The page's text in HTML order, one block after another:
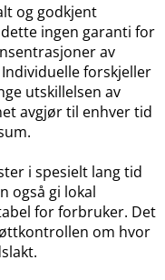
og godkjent
ingen garanti for
av
forskjeller
utskillelsen av
avgjør til enhver tid
i spesielt lang tid
også gi lokal
for forbruker. Det
om hvor